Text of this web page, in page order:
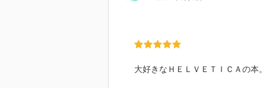
大好きなＨＥＬＶＥＴＩＣＡの本